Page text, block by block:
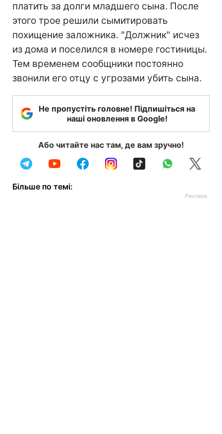
платить за долги младшего сына. После
этого трое решили сымитировать
похищение заложника. "Должник" исчез
из дома и поселился в номере гостиницы.
Тем временем сообщники постоянно
звонили его отцу с угрозами убить сына.
Не пропустіть головне! Підпишіться на
наші оновлення в Google!
Або читайте нас там, де вам зручно!
Більше по темі: